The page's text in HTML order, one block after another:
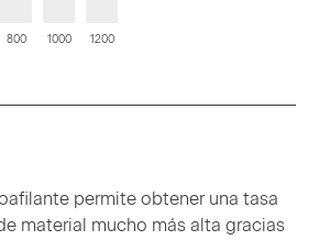
800 1000 1200
permite obtener una tasa
material mucho más alta gracias